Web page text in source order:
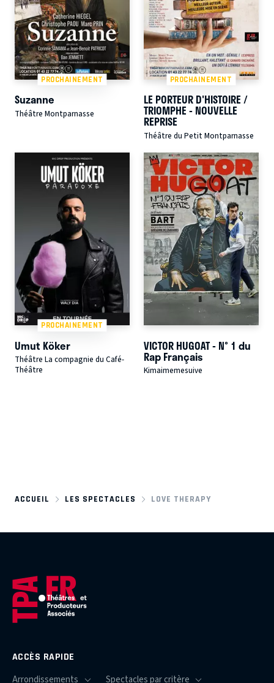
PROCHAINEMENT
Suzanne
Théâtre Montparnasse
PROCHAINEMENT
LE PORTEUR D'HISTOIRE /
TRIOMPHE - NOUVELLE
REPRISE
Théâtre du Petit Montparnasse
PROCHAINEMENT
Umut Köker
Théâtre La compagnie du Café-
Théâtre
VICTOR HUGOAT - N° 1 du
Rap Français
Kimaimemesuive
ACCUEIL LES SPECTACLES LOVE THERAPY
ACCÈS RAPIDE